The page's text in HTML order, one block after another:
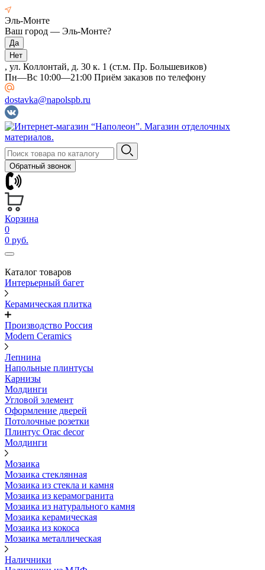
Эль-Монте
Ваш город — Эль-Монте?
, ул. Коллонтай, д. 30 к. 1 (ст.м. Пр. Большевиков)
Пн—Вс 10:00—21:00 Приём заказов по телефону
dostavka@napolspb.ru
Обратный звонок
Корзина
0
0 руб.
Каталог товаров
Интерьерный багет
Керамическая плитка
Производство Россия
Modern Ceramics
Лепнина
Напольные плинтусы
Карнизы
Молдинги
Угловой элемент
Оформление дверей
Потолочные розетки
Плинтус Orac decor
Молдинги
Мозаика
Мозаика стеклянная
Мозаика из стекла и камня
Мозаика из керамогранита
Мозаика из натурального камня
Мозаика керамическая
Мозаика из кокоса
Мозаика металлическая
Наличники